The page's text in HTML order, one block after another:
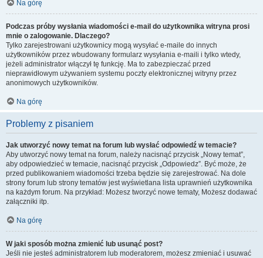
Na górę
Podczas próby wysłania wiadomości e-mail do użytkownika witryna prosi
mnie o zalogowanie. Dlaczego?
Tylko zarejestrowani użytkownicy mogą wysyłać e-maile do innych
użytkowników przez wbudowany formularz wysyłania e-maili i tylko wtedy,
jeżeli administrator włączył tę funkcję. Ma to zabezpieczać przed
nieprawidłowym używaniem systemu poczty elektronicznej witryny przez
anonimowych użytkowników.
Na górę
Problemy z pisaniem
Jak utworzyć nowy temat na forum lub wysłać odpowiedź w temacie?
Aby utworzyć nowy temat na forum, należy nacisnąć przycisk „Nowy temat”,
aby odpowiedzieć w temacie, nacisnąć przycisk „Odpowiedz”. Być może, że
przed publikowaniem wiadomości trzeba będzie się zarejestrować. Na dole
strony forum lub strony tematów jest wyświetlana lista uprawnień użytkownika
na każdym forum. Na przykład: Możesz tworzyć nowe tematy, Możesz dodawać
załączniki itp.
Na górę
W jaki sposób można zmienić lub usunąć post?
Jeśli nie jesteś administratorem lub moderatorem, możesz zmieniać i usuwać